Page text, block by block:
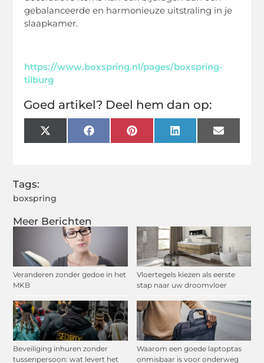
Meer Berichten
Veranderen zonder gedoe in het
MKB
Vloertegels kiezen als eerste
stap naar uw droomvloer
Beveiliging inhuren zonder
tussenpersoon: wat levert het
Waarom een goede laptoptas
onmisbaar is voor onderweg
gebalanceerde en harmonieuze uitstraling in je
slaapkamer.
https://www.boxspring.nl/pages/boxspring-
tilburg
Goed artikel? Deel hem dan op:
X
(Twitter)
FacebookPinterestLinkedInEmail
Tags:
boxspring